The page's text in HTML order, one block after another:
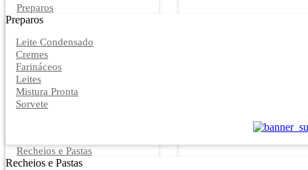
Preparos
Preparos
Leite Condensado
Cremes
Farináceos
Leites
Mistura Pronta
Sorvete
Recheios e Pastas
Recheios e Pastas